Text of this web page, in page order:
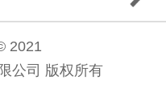
2021
公司 版权所有